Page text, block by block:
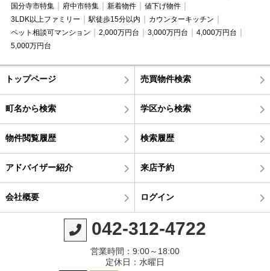
国分寺市特集
府中市特集 新着物件
値下げ物件
3LDK以上ファミリー
駅徒歩15分以内
カウンターキッチン
ペット相談可マンション
2,000万円台 3,000万円台
4,000万円台
5,000万円台
トップページ 売買物件検索
町名から検索 学区から検索
物件閲覧履歴 検索履歴
アドバイザー紹介 来店予約
会社概要 ログイン
042-312-4722
営業時間：9:00～18:00
定休日：水曜日